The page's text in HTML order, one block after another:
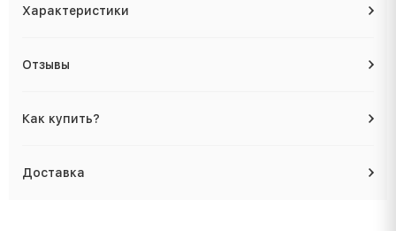
Характеристики
Отзывы
Как купить?
Доставка